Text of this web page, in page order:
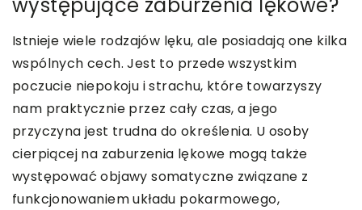
występujące zaburzenia lękowe?
Istnieje wiele rodzajów lęku, ale posiadają one kilka
wspólnych cech. Jest to przede wszystkim
poczucie niepokoju i strachu, które towarzyszy
nam praktycznie przez cały czas, a jego
przyczyna jest trudna do określenia. U osoby
cierpiącej na zaburzenia lękowe mogą także
występować objawy somatyczne związane z
funkcjonowaniem układu pokarmowego,